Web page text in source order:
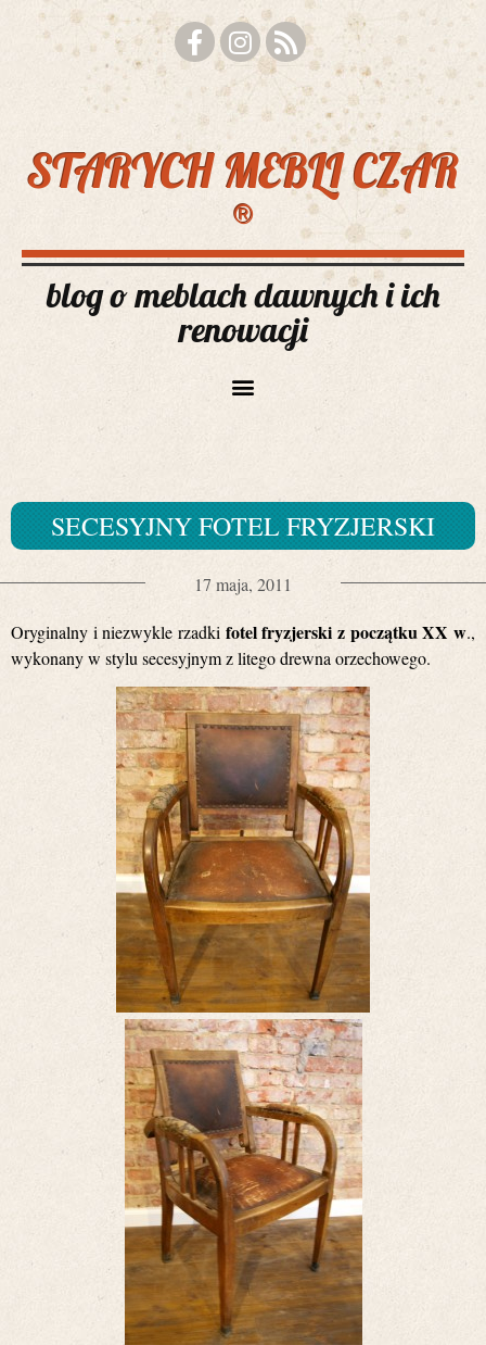
STARYCH MEBLI CZAR
®
blog o meblach dawnych i ich
renowacji
SECESYJNY FOTEL FRYZJERSKI
17 maja, 2011
Oryginalny i niezwykle rzadki fotel fryzjerski z początku XX w.,
wykonany w stylu secesyjnym z litego drewna orzechowego.